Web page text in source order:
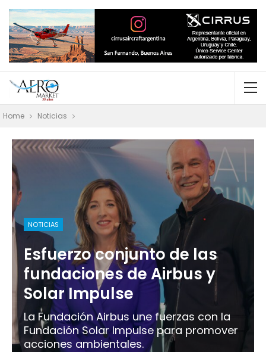
Home Noticias
NOTICIAS
Esfuerzo conjunto de las
fundaciones de Airbus y
Solar Impulse
La Fundación Airbus une fuerzas con la
Fundación Solar Impulse para promover
acciones ambientales.